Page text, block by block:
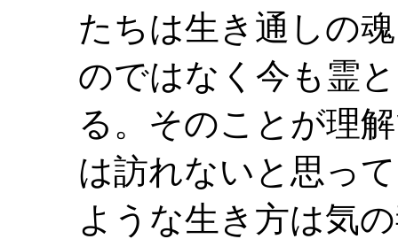
たちは生き通しの
のではなく今も霊
る。そのことが理
は訪れないと思っ
ような生き方は気